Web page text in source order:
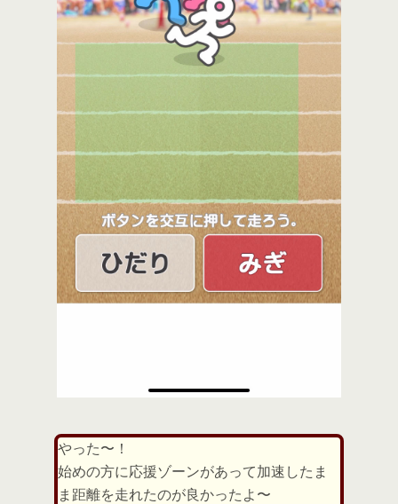
やった〜！
始めの方に応援ゾーンがあって加速したま
ま距離を走れたのが良かったよ〜